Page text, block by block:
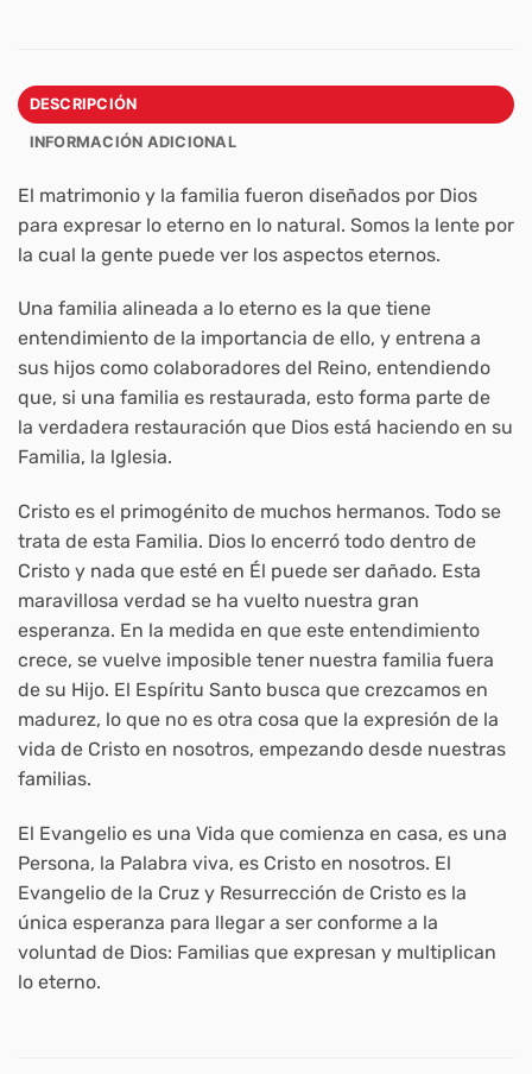
DESCRIPCIÓN
INFORMACIÓN ADICIONAL
El matrimonio y la familia fueron diseñados por Dios
para expresar lo eterno en lo natural. Somos la lente por
la cual la gente puede ver los aspectos eternos.
Una familia alineada a lo eterno es la que tiene
entendimiento de la importancia de ello, y entrena a
sus hijos como colaboradores del Reino, entendiendo
que, si una familia es restaurada, esto forma parte de
la verdadera restauración que Dios está haciendo en su
Familia, la lglesia.
Cristo es el primogénito de muchos hermanos. Todo se
trata de esta Familia. Dios lo encerró todo dentro de
Cristo y nada que esté en Él puede ser dañado. Esta
maravillosa verdad se ha vuelto nuestra gran
esperanza. En la medida en que este entendimiento
crece, se vuelve imposible tener nuestra familia fuera
de su Hijo. El Espíritu Santo busca que crezcamos en
madurez, lo que no es otra cosa que la expresión de la
vida de Cristo en nosotros, empezando desde nuestras
familias.
El Evangelio es una Vida que comienza en casa, es una
Persona, la Palabra viva, es Cristo en nosotros. El
Evangelio de la Cruz y Resurrección de Cristo es la
única esperanza para llegar a ser conforme a la
voluntad de Dios: Familias que expresan y multiplican
lo eterno.